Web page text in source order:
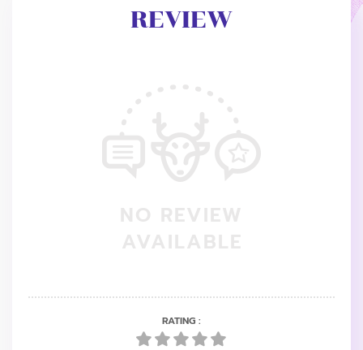
REVIEW
RATING :